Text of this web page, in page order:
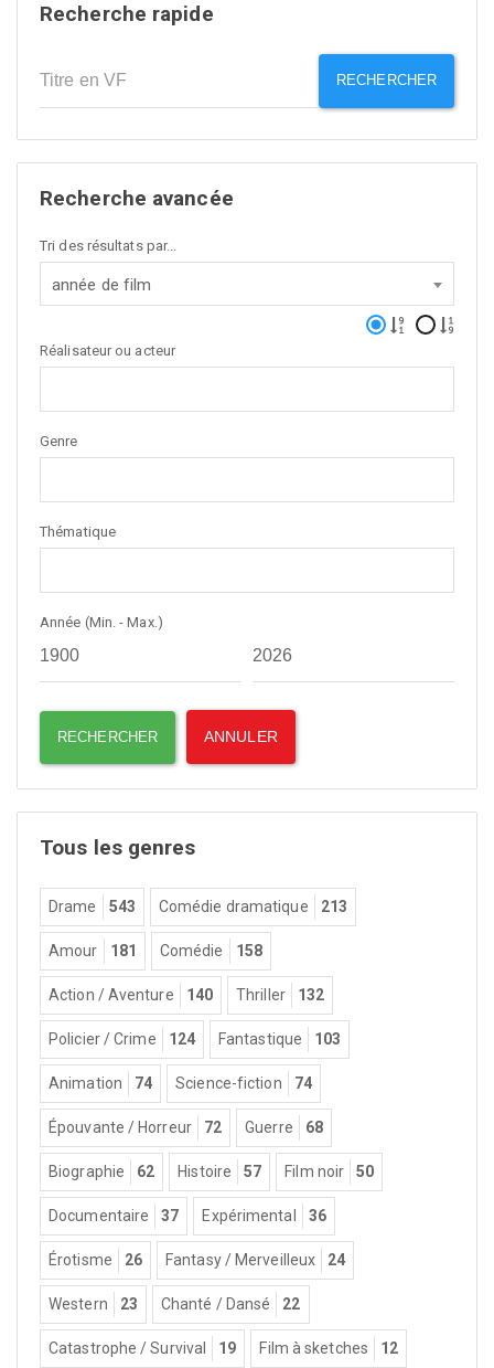
Recherche rapide
RECHERCHER
Recherche avancée
Tri des résultats par...
année de film
Réalisateur ou acteur
Genre
Thématique
Année (Min. - Max.)
Tous les genres
Drame 543 Comédie dramatique 213
Amour 181 Comédie 158
Action / Aventure 140 Thriller 132
Policier / Crime 124 Fantastique 103
Animation 74 Science-fiction 74
Épouvante / Horreur 72 Guerre 68
Biographie 62 Histoire 57 Film noir 50
Documentaire 37 Expérimental 36
Érotisme 26 Fantasy / Merveilleux 24
Western 23 Chanté / Dansé 22
Catastrophe / Survival 19 Film à sketches 12